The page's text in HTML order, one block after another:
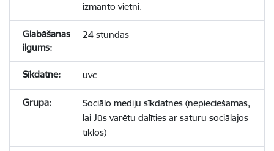
izmanto vietni.
24 stundas
uvc
Sociālo mediju sīkdatnes (nepieciešamas,
lai Jūs varētu dalīties ar saturu sociālajos
tīklos)